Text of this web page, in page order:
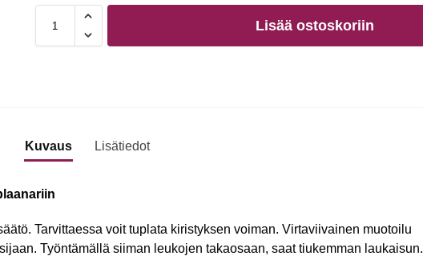
Lisää ostoskoriin
Kuvaus Lisätiedot
Tarvittaessa voit tuplata kiristyksen voiman. Virtaviivainen muotoilu
Työntämällä siiman leukojen takaosaan, saat tiukemman laukaisun.